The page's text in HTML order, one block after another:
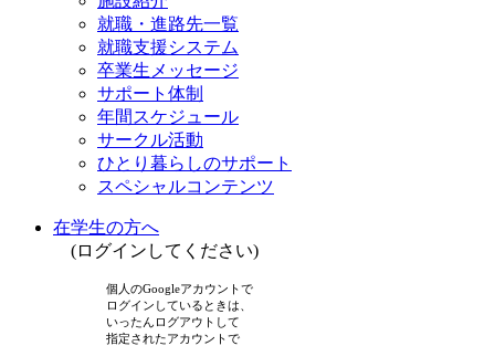
就職・進路先一覧
就職支援システム
卒業生メッセージ
サポート体制
年間スケジュール
サークル活動
ひとり暮らしのサポート
スペシャルコンテンツ
在学生の方へ
(ログインしてください)
個人のGoogleアカウントで
ログインしているときは、
いったんログアウトして
指定されたアカウントで